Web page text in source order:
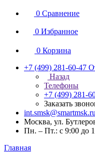
0 Сравнение
0 Избранное
0 Корзина
+7 (499) 281-60-47
Назад
Телефоны
+7 (499) 281-
Заказать
int.smsk@smartmsk.ru
Москва, ул.
Пн. – Пт.: с 9:00 до
Главная